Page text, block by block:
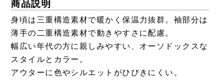
商品説明
身頃は三重構造素材で暖かく保温力抜群。袖部分は
薄手の二重構造素材で動きやすさに配慮。
幅広い年代の方に親しみやすい、オーソドックスな
スタイルとカラー。
アウターに色やシルエットがひびきにくい。